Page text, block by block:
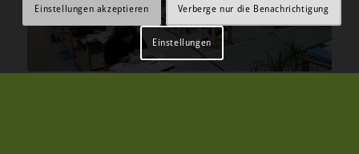
Einstellungen akzeptieren
Verberge nur die Benachrichtigung
Einstellungen